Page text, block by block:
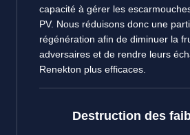
capacité à gérer les
PV. Nous réduisons donc une
régénération afin de diminuer la
adversaires et de rendre leurs
Renekton plus efficaces.
Destruction des